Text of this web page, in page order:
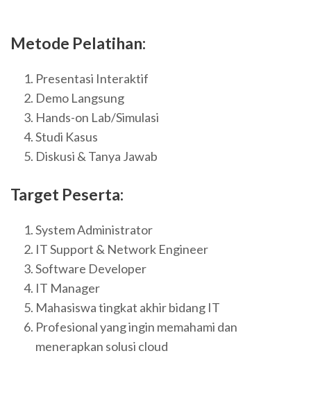
Metode Pelatihan:
Presentasi Interaktif
Demo Langsung
Hands-on Lab/Simulasi
Studi Kasus
Diskusi & Tanya Jawab
Target Peserta:
System Administrator
IT Support & Network Engineer
Software Developer
IT Manager
Mahasiswa tingkat akhir bidang IT
Profesional yang ingin memahami dan
menerapkan solusi cloud